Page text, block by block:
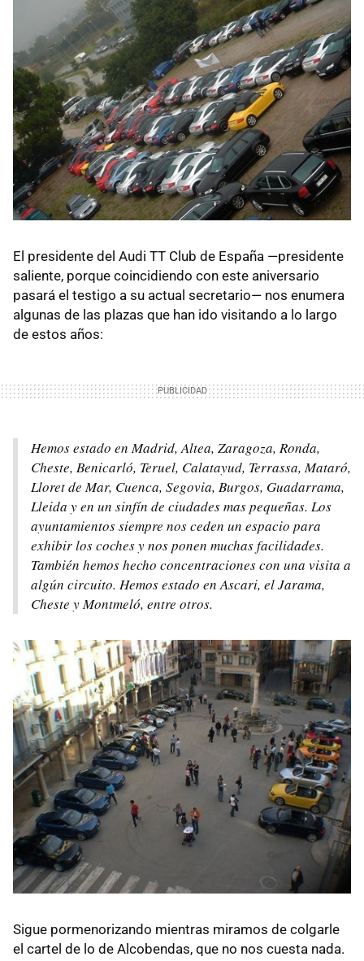
El presidente del Audi TT Club de España —presidente
saliente, porque coincidiendo con este aniversario
pasará el testigo a su actual secretario— nos enumera
algunas de las plazas que han ido visitando a lo largo
de estos años:
Hemos estado en Madrid, Altea, Zaragoza, Ronda,
Cheste, Benicarló, Teruel, Calatayud, Terrassa, Mataró,
Lloret de Mar, Cuenca, Segovia, Burgos, Guadarrama,
Lleida y en un sinfín de ciudades mas pequeñas. Los
ayuntamientos siempre nos ceden un espacio para
exhibir los coches y nos ponen muchas facilidades.
También hemos hecho concentraciones con una visita a
algún circuito. Hemos estado en Ascari, el Jarama,
Cheste y Montmeló, entre otros.
Sigue pormenorizando mientras miramos de colgarle
el cartel de lo de Alcobendas, que no nos cuesta nada.